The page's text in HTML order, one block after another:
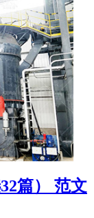
篇） 范文